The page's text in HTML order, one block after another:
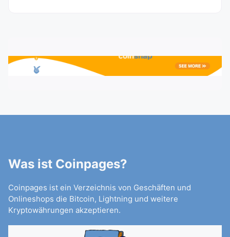
Was ist Coinpages?
Coinpages ist ein Verzeichnis von Geschäften und
Onlineshops die Bitcoin, Lightning und weitere
Kryptowährungen akzeptieren.